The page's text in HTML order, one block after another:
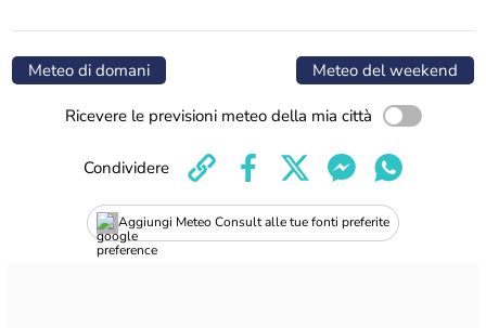
Meteo di domani Meteo del weekend
Ricevere le previsioni meteo della mia città
Aggiungi Meteo Consult alle tue fonti preferite
Condividere